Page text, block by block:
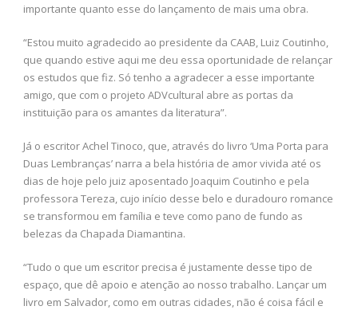
importante quanto esse do lançamento de mais uma obra.
“Estou muito agradecido ao presidente da CAAB, Luiz Coutinho,
que quando estive aqui me deu essa oportunidade de relançar
os estudos que fiz. Só tenho a agradecer a esse importante
amigo, que com o projeto ADVcultural abre as portas da
instituição para os amantes da literatura”.
Já o escritor Achel Tinoco, que, através do livro ‘Uma Porta para
Duas Lembranças’ narra a bela história de amor vivida até os
dias de hoje pelo juiz aposentado Joaquim Coutinho e pela
professora Tereza, cujo início desse belo e duradouro romance
se transformou em família e teve como pano de fundo as
belezas da Chapada Diamantina.
“Tudo o que um escritor precisa é justamente desse tipo de
espaço, que dê apoio e atenção ao nosso trabalho. Lançar um
livro em Salvador, como em outras cidades, não é coisa fácil e